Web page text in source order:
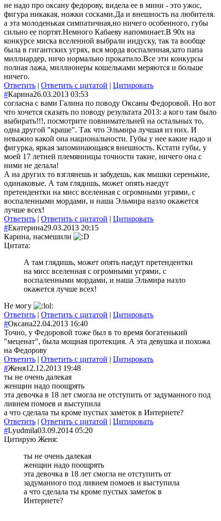
не надо про оксану федорову, видела ее в мини - это ужос,
фигура никакая, ножки сосками.Да и внешность на любителя.
а эта молоденькая симпатичная,но ничего особенного, губы
сильно ее портят.Немного Кабаеву напоминает.В 90х на
конкурсе миска вселенной выбрали индуску, так та вообще
была в гигантских угрях, вся морда воспаленная,зато папа
миллиардер, ничо нормально прокатило.Все эти конкурсы
полная лажа, миллионеры кошельками меряются и больше
ничего.
Ответить | Ответить с цитатой | Цитировать
#Карина26.03.2013 03:53
согласна с вами Галина по поводу Оксаны Федоровой. Но вот
что хочется сказать по поводу результата 2013: а кого там было
выбирать!!!, посмотрите повнимательней на остальных то,
одна другой "краше". Так что Эльмира лучшая из них. И
неважно какой она национальности. Губы у нее какие надо и
фигурка, яркая запоминающаяся внешность. Кстати губы, у
моей 17 летней племянницы точности такие, ничего она с
ними не делала!
А на других то взглянешь и забудешь, как мышки серенькие,
одинаковые. А там глядишь, может опять наедут
претендентки на мисс вселенная с огромными угрями, с
воспаленными мордами, и наша Эльмира назло окажется
лучше всех!
Ответить | Ответить с цитатой | Цитировать
#Екатерина29.03.2013 20:15
Карина, насмешили
Цитата:
А там глядишь, может опять наедут претендентки
на мисс вселенная с огромными угрями, с
воспаленными мордами, и наша Эльмира назло
окажется лучше всех!
Не могу
Ответить | Ответить с цитатой | Цитировать
#Оксана22.04.2013 16:40
Точно, у Федоровой тоже был в то время богатенький
"меценат", была мощная протекция. А эта девушка и похожа
на Федорову
Ответить | Ответить с цитатой | Цитировать
#Женя12.12.2013 19:48
ты не очень далекая
женщин надо поощрять
эта девочка в 18 лет смогла не отступить от задуманного под
ливнем помоев и выступила
а что сделала ты кроме пустых заметок в Интернете?
Ответить | Ответить с цитатой | Цитировать
#Lyudmila03.09.2014 05:20
Цитирую Женя:
ты не очень далекая
женщин надо поощрять
эта девочка в 18 лет смогла не отступить от
задуманного под ливнем помоев и выступила
а что сделала ты кроме пустых заметок в
Интернете?